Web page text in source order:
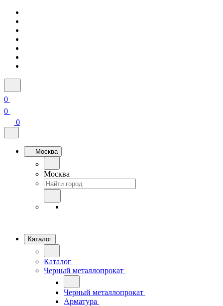
0
0
0
Москва
Москва
Каталог
Каталог
Черный металлопрокат
Черный металлопрокат
Арматура